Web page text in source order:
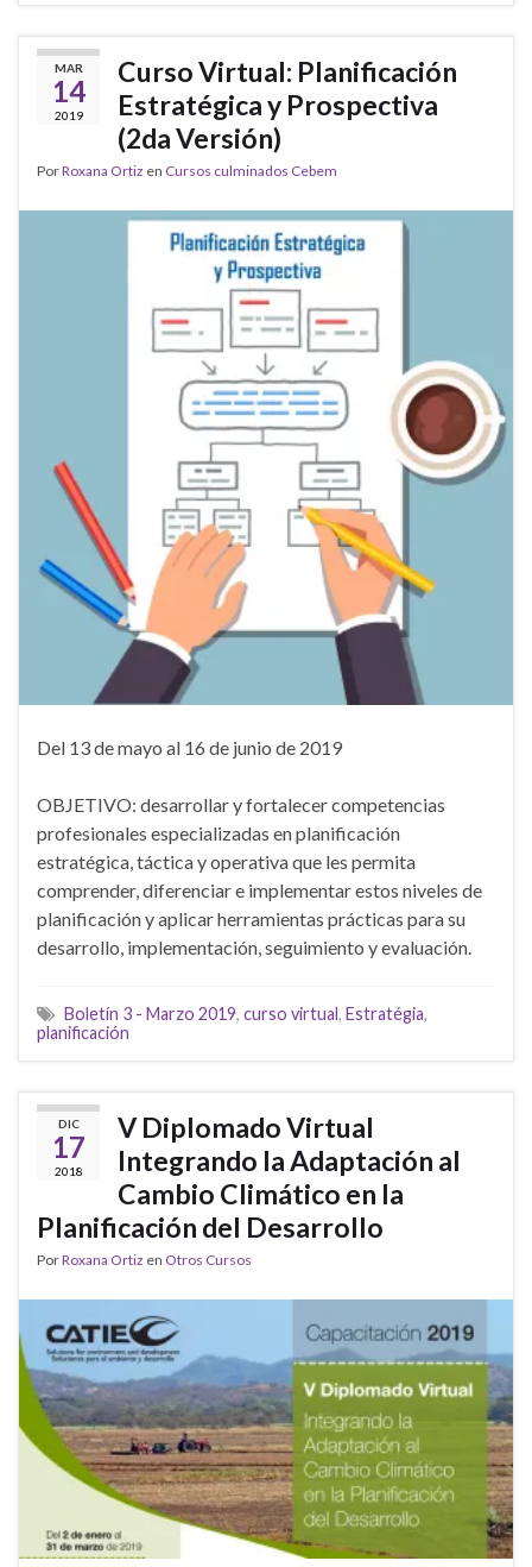
MAR
14
2019
Curso Virtual: Planificación
Estratégica y Prospectiva
(2da Versión)
PorRoxana Ortiz en Cursos culminados Cebem
Del 13 de mayo al 16 de junio de 2019
OBJETIVO: desarrollar y fortalecer competencias
profesionales especializadas en planificación
estratégica, táctica y operativa que les permita
comprender, diferenciar e implementar estos niveles de
planificación y aplicar herramientas prácticas para su
desarrollo, implementación, seguimiento y evaluación.
Boletín 3 - Marzo 2019, curso virtual, Estratégia,
planificación
DIC
17
2018
V Diplomado Virtual
Integrando la Adaptación al
Cambio Climático en la
Planificación del Desarrollo
PorRoxana Ortiz en Otros Cursos